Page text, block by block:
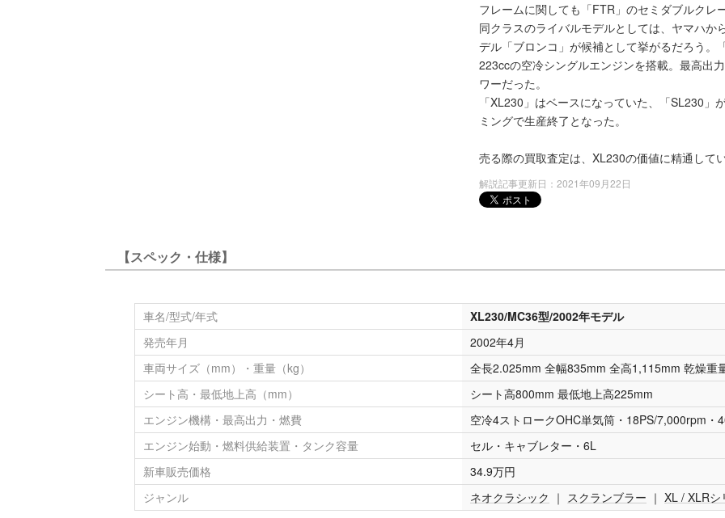
フレームに関しても「FTR」のセミダブルクレ
同クラスのライバルモデルとしては、ヤマハ
デル「ブロンコ」が候補として挙がるだろう。
223ccの空冷シングルエンジンを搭載。最高出
ワーだった。
「XL230」はベースになっていた、「SL230
ミングで生産終了となった。
売る際の買取査定は、XL230の価値に精通して
解説記事更新日：2021年09月22日
【スペック・仕様】
車名/型式/年式
XL230/MC36型/2002年モデル
発売年月
2002年4月
車両サイズ（mm）・重量（kg）
全長2.025mm 全幅835mm 全高1,115mm 乾燥重
シート高・最低地上高（mm）
シート高800mm 最低地上高225mm
エンジン機構・最高出力・燃費
空冷4ストロークOHC単気筒・18PS/7,000rpm・
エンジン始動・燃料供給装置・タンク容量
セル・キャブレター・6L
新車販売価格
34.9万円
ジャンル
ネオクラシック ｜ スクランブラー ｜ XL / XLRシ